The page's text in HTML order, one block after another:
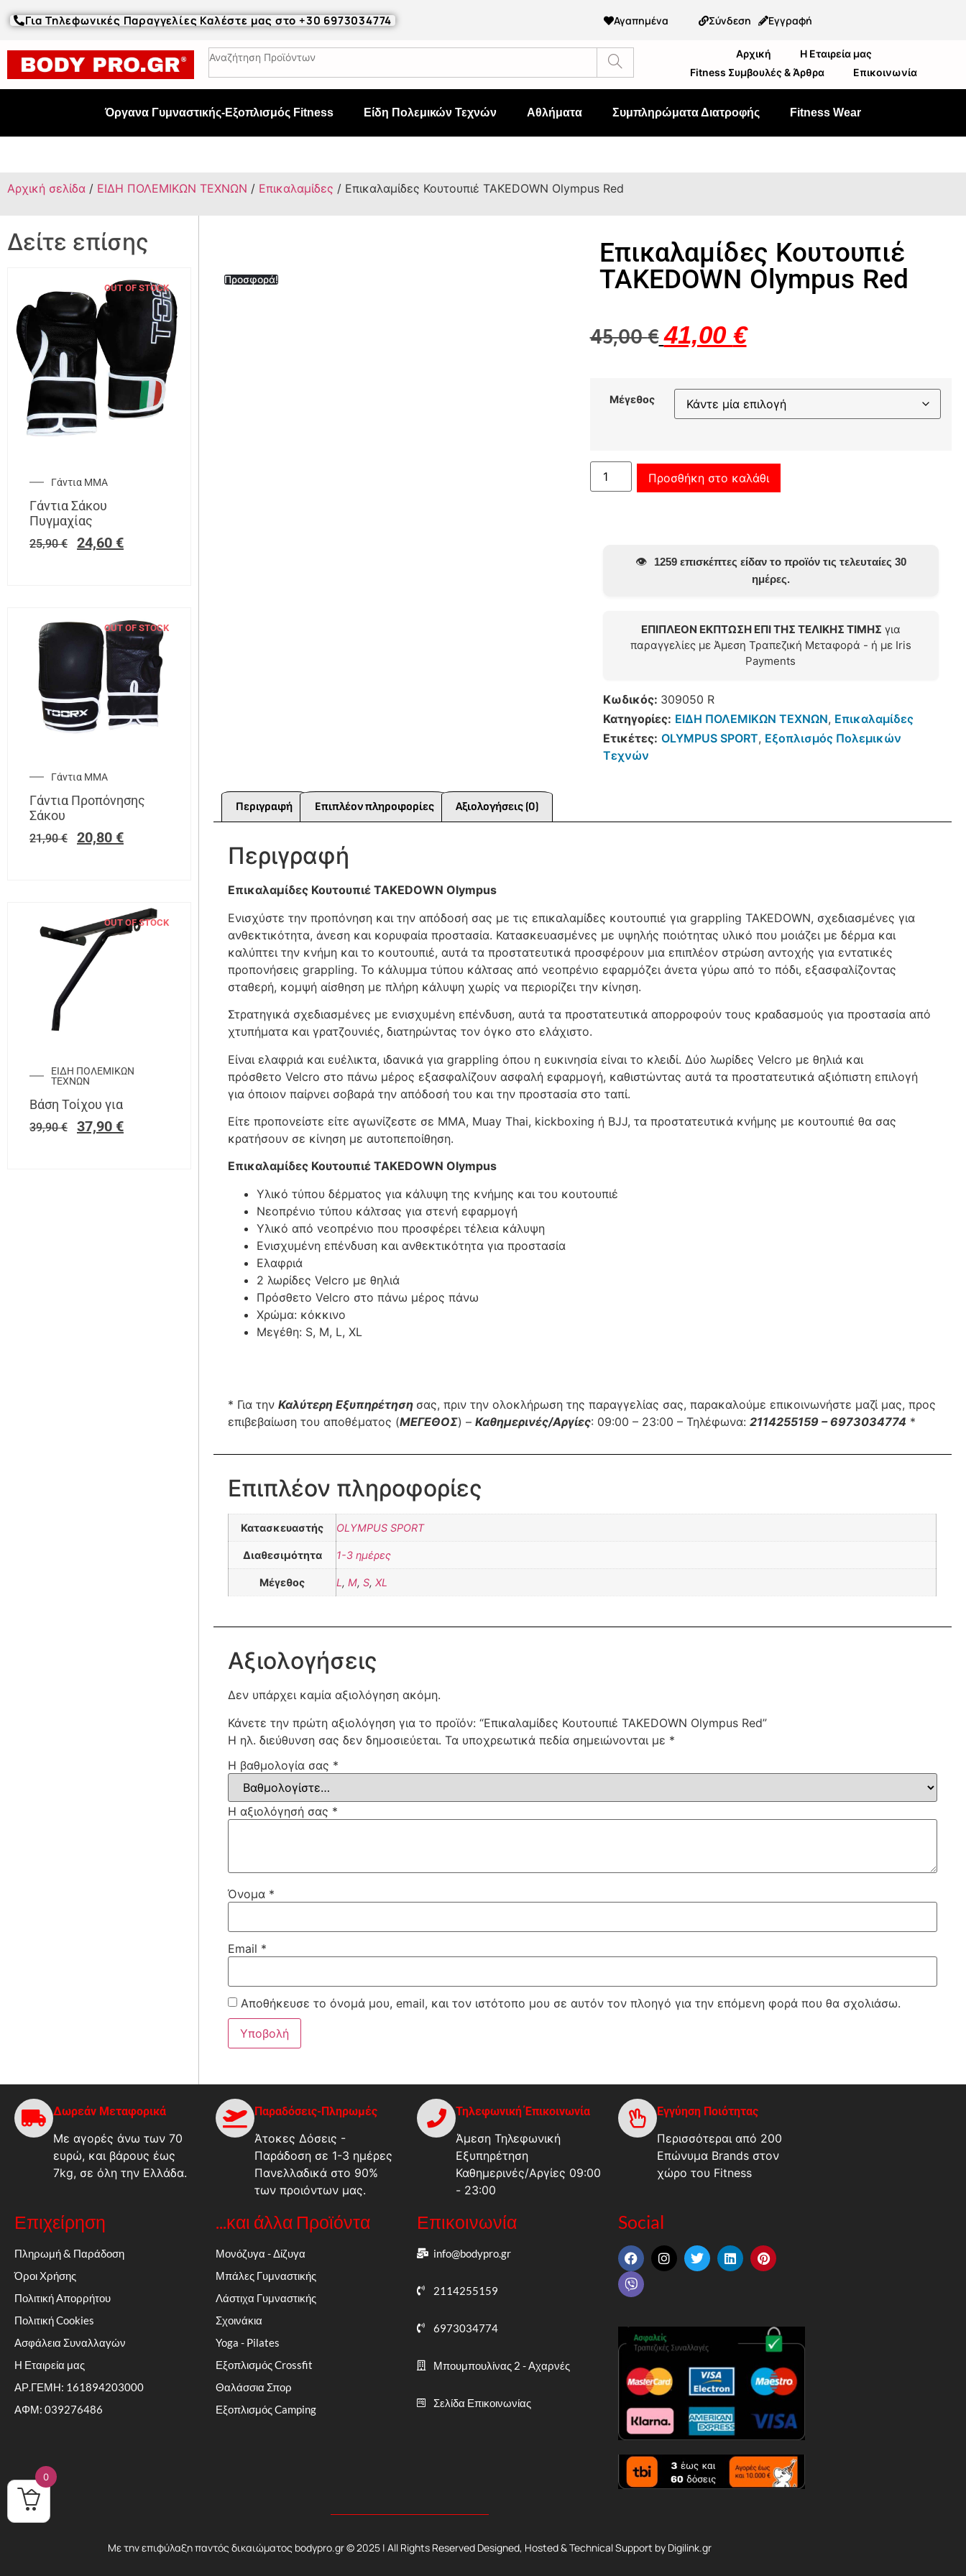
Για Τηλεφωνικές Παραγγελίες Καλέστε μας στο +30 6973034774 Αγαπημένα Σύνδεση Εγγραφή
Αρχική
Η Εταιρεία μας
Fitness Συμβουλές & Άρθρα
Επικοινωνία
Όργανα Γυμναστικής-Εξοπλισμός Fitness Είδη Πολεμικών Τεχνών Αθλήματα Συμπληρώματα Διατροφής Fitness Wear
Αρχική σελίδα / ΕΙΔΗ ΠΟΛΕΜΙΚΩΝ ΤΕΧΝΩΝ / Επικαλαμίδες / Επικαλαμίδες Κουτουπιέ TAKEDOWN Olympus Red
Δείτε επίσης
OUT OF STOCK
Γάντια ΜΜΑ
Γάντια Σάκου
Πυγμαχίας
25,90€ 24,60 €
OUT OF STOCK
Γάντια ΜΜΑ
Γάντια Προπόνησης
Σάκου
21,90€ 20,80 €
OUT OF STOCK
ΕΙΔΗ ΠΟΛΕΜΙΚΩΝ
ΤΕΧΝΩΝ
Βάση Τοίχου για
39,90€ 37,90 €
Προσφορά!
Επικαλαμίδες Κουτουπιέ
TAKEDOWN Olympus Red
45,00€ 41,00 €
Μέγεθος
Προσθήκη στο καλάθι
👁️
1259 επισκέπτες είδαν το προϊόν τις τελευταίες 30
ημέρες.
ΕΠΙΠΛΕΟΝ ΕΚΠΤΩΣΗ ΕΠΙ ΤΗΣ ΤΕΛΙΚΗΣ ΤΙΜΗΣ για
παραγγελίες με Άμεση Τραπεζική Μεταφορά - ή με Iris
Payments
Κωδικός: 309050 R
Κατηγορίες: ΕΙΔΗ ΠΟΛΕΜΙΚΩΝ ΤΕΧΝΩΝ, Επικαλαμίδες
Ετικέτες: OLYMPUS SPORT, Εξοπλισμός Πολεμικών
Τεχνών
Περιγραφή Επιπλέον πληροφορίες Αξιολογήσεις (0)
Περιγραφή
Επικαλαμίδες Κουτουπιέ TAKEDOWN Olympus
Ενισχύστε την προπόνηση και την απόδοσή σας με τις επικαλαμίδες κουτουπιέ για grappling TAKEDOWN, σχεδιασμένες για
ανθεκτικότητα, άνεση και κορυφαία προστασία. Κατασκευασμένες με υψηλής ποιότητας υλικό που μοιάζει με δέρμα και
καλύπτει την κνήμη και το κουτουπιέ, αυτά τα προστατευτικά προσφέρουν μια επιπλέον στρώση αντοχής για εντατικές
προπονήσεις grappling. Το κάλυμμα τύπου κάλτσας από νεοπρένιο εφαρμόζει άνετα γύρω από το πόδι, εξασφαλίζοντας
σταθερή, κομψή αίσθηση με πλήρη κάλυψη χωρίς να περιορίζει την κίνηση.
Στρατηγικά σχεδιασμένες με ενισχυμένη επένδυση, αυτά τα προστατευτικά απορροφούν τους κραδασμούς για προστασία από
χτυπήματα και γρατζουνιές, διατηρώντας τον όγκο στο ελάχιστο.
Είναι ελαφριά και ευέλικτα, ιδανικά για grappling όπου η ευκινησία είναι το κλειδί. Δύο λωρίδες Velcro με θηλιά και
πρόσθετο Velcro στο πάνω μέρος εξασφαλίζουν ασφαλή εφαρμογή, καθιστώντας αυτά τα προστατευτικά αξιόπιστη επιλογή
για όποιον παίρνει σοβαρά την απόδοσή του και την προστασία στο ταπί.
Είτε προπονείστε είτε αγωνίζεστε σε MMA, Muay Thai, kickboxing ή BJJ, τα προστατευτικά κνήμης με κουτουπιέ θα σας
κρατήσουν σε κίνηση με αυτοπεποίθηση.
Επικαλαμίδες Κουτουπιέ TAKEDOWN Olympus
Υλικό τύπου δέρματος για κάλυψη της κνήμης και του κουτουπιέ
Νεοπρένιο τύπου κάλτσας για στενή εφαρμογή
Υλικό από νεοπρένιο που προσφέρει τέλεια κάλυψη
Ενισχυμένη επένδυση και ανθεκτικότητα για προστασία
Ελαφριά
2 λωρίδες Velcro με θηλιά
Πρόσθετο Velcro στο πάνω μέρος πάνω
Χρώμα: κόκκινο
Μεγέθη: S, M, L, XL
* Για τηνΚαλύτερη Εξυπηρέτηση σας, πριν την ολοκλήρωση της παραγγελίας σας, παρακαλούμε επικοινωνήστε μαζί μας, προς
επιβεβαίωση του αποθέματος (ΜΕΓΕΘΟΣ) –Καθημερινές/Αργίες: 09:00 – 23:00 – Τηλέφωνα:2114255159 – 6973034774 *
Επιπλέον πληροφορίες
Κατασκευαστής OLYMPUS SPORT
Διαθεσιμότητα 1-3 ημέρες
Μέγεθος L ,M,S,XL
Αξιολογήσεις
Δεν υπάρχει καμία αξιολόγηση ακόμη.
Κάνετε την πρώτη αξιολόγηση για το προϊόν: “Επικαλαμίδες Κουτουπιέ TAKEDOWN Olympus Red”
Η ηλ. διεύθυνση σας δεν δημοσιεύεται. Τα υποχρεωτικά πεδία σημειώνονται με *
Η βαθμολογία σας *
Η αξιολόγησή σας *
Όνομα *
Email *
Αποθήκευσε το όνομά μου, email, και τον ιστότοπο μου σε αυτόν τον πλοηγό για την επόμενη φορά που θα σχολιάσω.
Δωρεάν Μεταφορικά
Με αγορές άνω των 70
ευρώ, και βάρους έως
7kg, σε όλη την Ελλάδα.
Παραδόσεις-Πληρωμές
Άτοκες Δόσεις -
Παράδοση σε 1-3 ημέρες
Πανελλαδικά στο 90%
των προιόντων μας.
Τηλεφωνική Έπικοινωνία
Άμεση Τηλεφωνική
Εξυπηρέτηση
Καθημερινές/Αργίες 09:00
- 23:00
Εγγύηση Ποιότητας
Περισσότεραι από 200
Επώνυμα Brands στον
χώρο του Fitness
Επιχείρηση
Πληρωμή & Παράδοση
Όροι Χρήσης
Πολιτική Απορρήτου
Πολιτική Cookies
Ασφάλεια Συναλλαγών
Η Εταιρεία μας
ΑΡ.ΓΕΜΗ: 161894203000
ΑΦΜ: 039276486
...και άλλα Προϊόντα
Μονόζυγα - Δίζυγα
Μπάλες Γυμναστικής
Λάστιχα Γυμναστικής
Σχοινάκια
Yoga - Pilates
Εξοπλισμός Crossfit
Θαλάσσια Σπορ
Εξοπλισμός Camping
Επικοινωνία
info@bodypro.gr
2114255159
6973034774
Μπουμπουλίνας 2 - Αχαρνές
Σελίδα Επικοινωνίας
Social
Με την επιφύλαξη παντός δικαιώματος bodypro.gr © 2025 | All Rights Reserved Designed, Hosted & Technical Support by Digilink.gr
0